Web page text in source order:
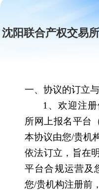
沈阳联合产权交易
一、协议的订立
1、欢迎注
所网上报名平台
本协议由您/贵机
依法订立，旨在
平台合规运营及
您/贵机构注册前